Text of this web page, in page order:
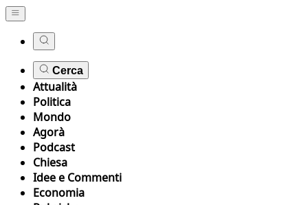
Cerca
Attualità
Politica
Mondo
Agorà
Podcast
Chiesa
Idee e Commenti
Economia